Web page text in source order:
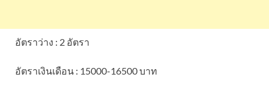
อัตราว่าง : 2 อัตรา
อัตราเงินเดือน : 15000-16500 บาท